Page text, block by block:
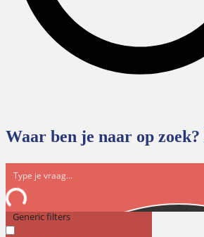
Waar ben je naar op zoek?
Generic filters